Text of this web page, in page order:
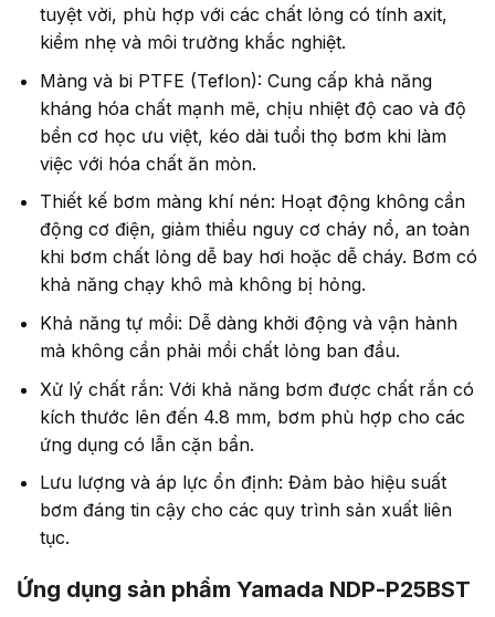
tuyệt vời, phù hợp với các chất lỏng có tính axit,
kiềm nhẹ và môi trường khắc nghiệt.
Màng và bi PTFE (Teflon): Cung cấp khả năng
kháng hóa chất mạnh mẽ, chịu nhiệt độ cao và độ
bền cơ học ưu việt, kéo dài tuổi thọ bơm khi làm
việc với hóa chất ăn mòn.
Thiết kế bơm màng khí nén: Hoạt động không cần
động cơ điện, giảm thiểu nguy cơ cháy nổ, an toàn
khi bơm chất lỏng dễ bay hơi hoặc dễ cháy. Bơm có
khả năng chạy khô mà không bị hỏng.
Khả năng tự mồi: Dễ dàng khởi động và vận hành
mà không cần phải mồi chất lỏng ban đầu.
Xử lý chất rắn: Với khả năng bơm được chất rắn có
kích thước lên đến 4.8 mm, bơm phù hợp cho các
ứng dụng có lẫn cặn bẩn.
Lưu lượng và áp lực ổn định: Đảm bảo hiệu suất
bơm đáng tin cậy cho các quy trình sản xuất liên
tục.
Ứng dụng sản phẩm Yamada NDP-P25BST